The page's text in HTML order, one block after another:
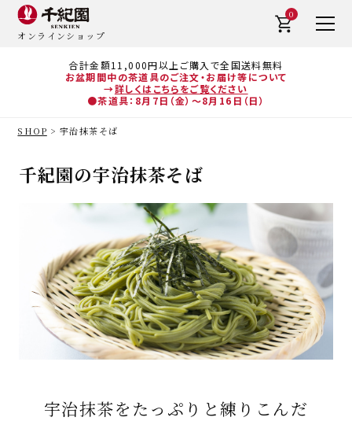
合計金額11,000円以上ご購入で全国送料無料
お盆期間中の茶道具のご注文・お届け等について
→詳しくはこちらをご覧ください
●茶道具：8月7日（金）～8月16日（日）
オンラインショップ
0
SHOP 宇治抹茶そば
千紀園の宇治抹茶そば
宇治抹茶をたっぷりと練りこんだ